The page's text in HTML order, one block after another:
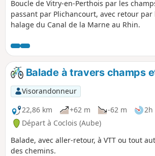
Boucle de Vitry-en-Perthois par les
passant par Plichancourt, avec retour
halage du Canal de la Marne au Rhin.
Balade à travers champs
Visorandonneur
22,86 km
+62 m -62 m 2h
Départ à Coclois (Aube)
Balade, avec aller-retour, à VTT ou tout
des chemins.